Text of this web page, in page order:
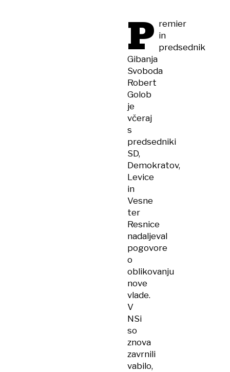
P remier
in
predsednik
Gibanja
Svoboda
Robert
Golob
je
včeraj
s
predsedniki
SD,
Demokratov,
Levice
in
Vesne
ter
Resnice
nadaljeval
pogovore
o
oblikovanju
nove
vlade.
V
NSi
so
znova
zavrnili
vabilo,